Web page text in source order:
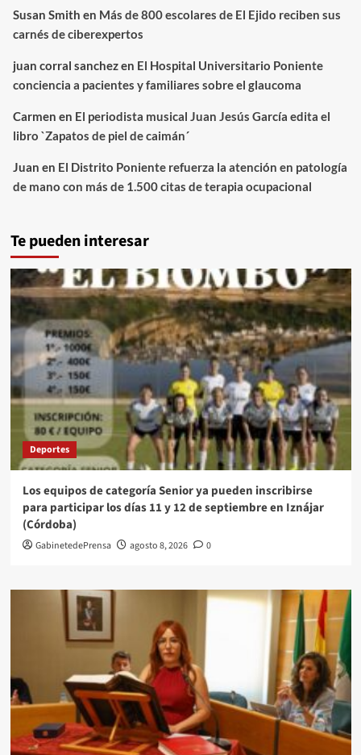
Susan Smith en Más de 800 escolares de El Ejido reciben sus
carnés de ciberexpertos
juan corral sanchezen El Hospital Universitario Poniente
conciencia a pacientes y familiares sobre el glaucoma
Carmen en El periodista musical Juan Jesús García edita el
libro `Zapatos de piel de caimán´
Juan en El Distrito Poniente refuerza la atención en patología
de mano con más de 1.500 citas de terapia ocupacional
Te pueden interesar
Deportes
Los equipos de categoría Senior ya pueden inscribirse
para participar los días 11 y 12 de septiembre en Iznájar
(Córdoba)
GabinetedePrensa agosto 8, 2026 0